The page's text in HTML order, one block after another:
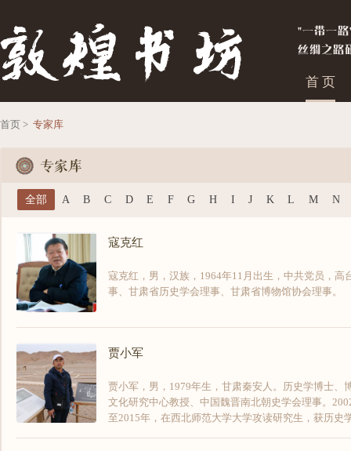
首 页
首页 > 专家库
全部 A B C D E F G H I J K L M N
寇克红
寇克红，男，汉族，1964年11月出生，中共党员，
事、甘肃省历史学会理事、甘肃省博物馆协会理事。
贾小军
贾小军，男，1979年生，甘肃秦安人。历史学博士
文化研究中心教授、中国魏晋南北朝史学会理事。
至2015年，在西北师范大学大学攻读研究生，获历史